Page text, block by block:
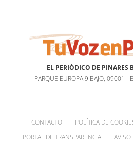
EL PERIÓDICO DE PINARES
PARQUE EUROPA 9 BAJO, 09001
CONTACTO POLÍTICA DE
PORTAL DE TRANSPARENCIA
AVISO